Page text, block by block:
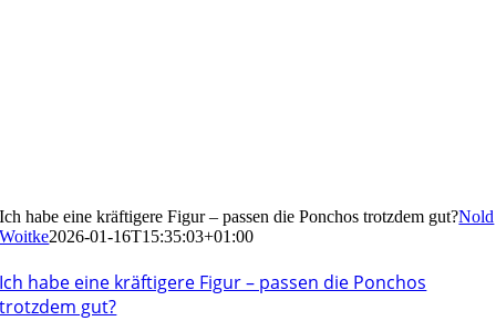
Ich habe eine kräftigere Figur – passen die Ponchos trotzdem gut?Nold
Woitke2026-01-16T15:35:03+01:00
Ich habe eine kräftigere Figur – passen die Ponchos
trotzdem gut?